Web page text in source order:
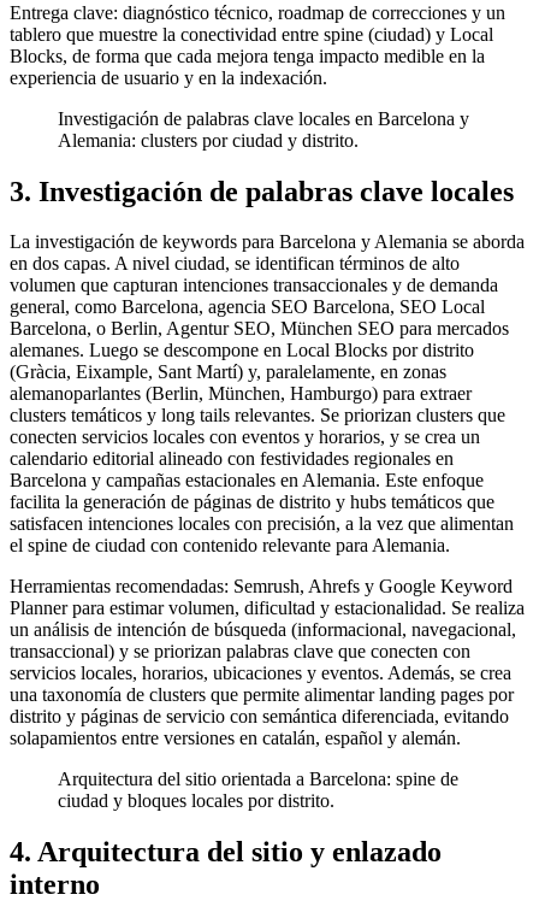
Entrega clave: diagnóstico técnico, roadmap de correcciones y un
tablero que muestre la conectividad entre spine (ciudad) y Local
Blocks, de forma que cada mejora tenga impacto medible en la
experiencia de usuario y en la indexación.
Investigación de palabras clave locales en Barcelona y
Alemania: clusters por ciudad y distrito.
3. Investigación de palabras clave locales
La investigación de keywords para Barcelona y Alemania se aborda
en dos capas. A nivel ciudad, se identifican términos de alto
volumen que capturan intenciones transaccionales y de demanda
general, como Barcelona, agencia SEO Barcelona, SEO Local
Barcelona, o Berlin, Agentur SEO, München SEO para mercados
alemanes. Luego se descompone en Local Blocks por distrito
(Gràcia, Eixample, Sant Martí) y, paralelamente, en zonas
alemanoparlantes (Berlin, München, Hamburgo) para extraer
clusters temáticos y long tails relevantes. Se priorizan clusters que
conecten servicios locales con eventos y horarios, y se crea un
calendario editorial alineado con festividades regionales en
Barcelona y campañas estacionales en Alemania. Este enfoque
facilita la generación de páginas de distrito y hubs temáticos que
satisfacen intenciones locales con precisión, a la vez que alimentan
el spine de ciudad con contenido relevante para Alemania.
Herramientas recomendadas: Semrush, Ahrefs y Google Keyword
Planner para estimar volumen, dificultad y estacionalidad. Se realiza
un análisis de intención de búsqueda (informacional, navegacional,
transaccional) y se priorizan palabras clave que conecten con
servicios locales, horarios, ubicaciones y eventos. Además, se crea
una taxonomía de clusters que permite alimentar landing pages por
distrito y páginas de servicio con semántica diferenciada, evitando
solapamientos entre versiones en catalán, español y alemán.
Arquitectura del sitio orientada a Barcelona: spine de
ciudad y bloques locales por distrito.
4. Arquitectura del sitio y enlazado
interno